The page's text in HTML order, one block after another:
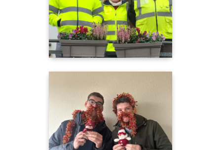
Toute l’équipe du site vous souhaite de
joyeuses fêtes !🎅"
"J-2 avant la fermeture annuelle du
siège Calipso !📣
Nos jeunes TC, Quentin et Thomas
vous souhaitent de bonnes fêtes de